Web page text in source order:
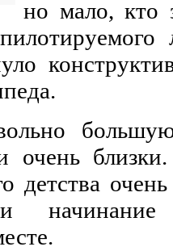
но мало, кто
очень
детства